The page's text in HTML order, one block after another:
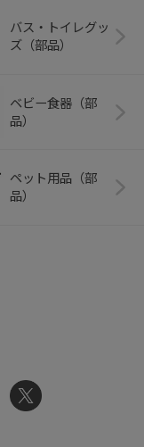
バス・トイレグッ
ズ（部品）
ベビー食器（部
品）
ペット用品（部
品）